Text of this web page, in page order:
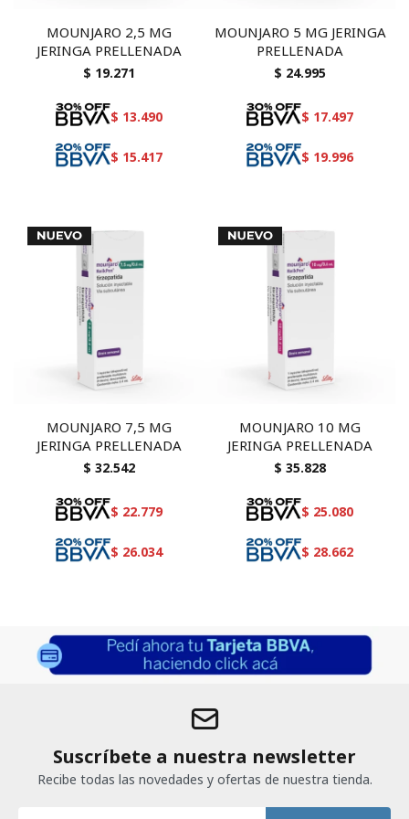
MOUNJARO 2,5 MG
JERINGA PRELLENADA
$ 19.271
$ 13.490
$ 15.417
MOUNJARO 5 MG JERINGA
PRELLENADA
$ 24.995
$ 17.497
$ 19.996
MOUNJARO 7,5 MG
JERINGA PRELLENADA
$ 32.542
$ 22.779
$ 26.034
MOUNJARO 10 MG
JERINGA PRELLENADA
$ 35.828
$ 25.080
$ 28.662
Suscríbete a nuestra newsletter
Recibe todas las novedades y ofertas de nuestra tienda.